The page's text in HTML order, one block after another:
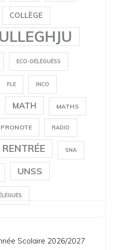
COLLÈGE
ECO-DÉLÈGUÉSS
FLE INCO
MATH MATHS
PRONOTE RADIO
RENTRÉE SNA
UNSS
Scolaire 2026/2027